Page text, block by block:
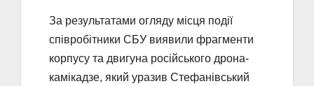
За результатами огляду місця події
співробітники СБУ виявили фрагменти
корпусу та двигуна російського дрона-
камікадзе, який уразив Стефанівський